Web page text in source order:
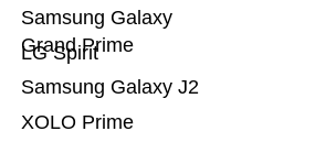
XOLO Prime
Samsung Galaxy J2
LG Spirit
Samsung Galaxy
Grand Prime